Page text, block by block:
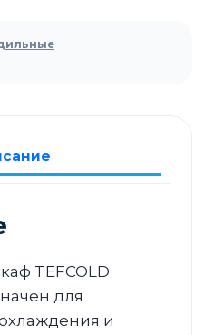
TEFCOLD
для
и